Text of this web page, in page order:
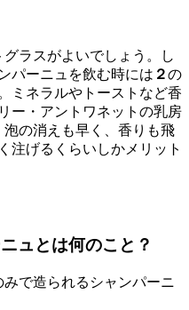
グラスがよいでしょう。し
パーニュを飲む時には ２の
ミネラルやトーストなど香
ー・アントワネットの乳房
泡の消えも早く、香りも飛
注げるくらいしかメリット
ュとは何のこと？
で造られるシャンパーニ